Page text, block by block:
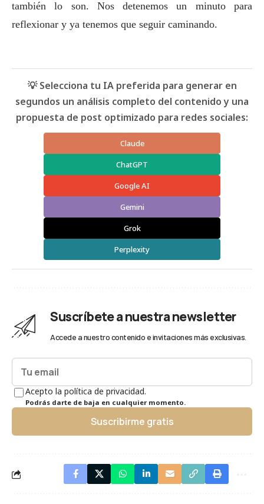
también lo son. Nos detenemos un minuto para
reflexionar y ya tenemos que seguir caminando.
💡 Selecciona tu IA preferida para generar en
segundos un análisis completo del contenido y una
propuesta de post optimizado para redes sociales:
Claude
ChatGPT
Google AI
Gemini
Grok
Perplexity
Suscríbete a nuestra newsletter
Accede a nuestro contenido e invitaciones más exclusivas.
Acepto la política de privacidad.
Podrás darte de baja en cualquier momento.
Suscribirme gratis